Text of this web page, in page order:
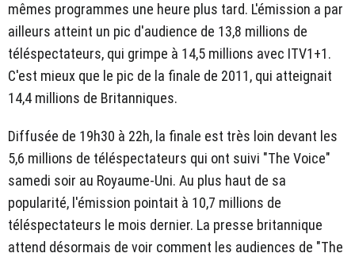
mêmes programmes une heure plus tard. L'émission a par
ailleurs atteint un pic d'audience de 13,8 millions de
téléspectateurs, qui grimpe à 14,5 millions avec ITV1+1.
C'est mieux que le pic de la finale de 2011, qui atteignait
14,4 millions de Britanniques.
Diffusée de 19h30 à 22h, la finale est très loin devant les
5,6 millions de téléspectateurs qui ont suivi "The Voice"
samedi soir au Royaume-Uni. Au plus haut de sa
popularité, l'émission pointait à 10,7 millions de
téléspectateurs le mois dernier. La presse britannique
attend désormais de voir comment les audiences de "The